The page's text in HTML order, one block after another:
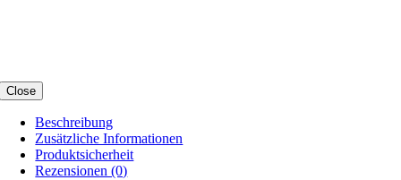
Close
Beschreibung
Zusätzliche Informationen
Produktsicherheit
Rezensionen (0)